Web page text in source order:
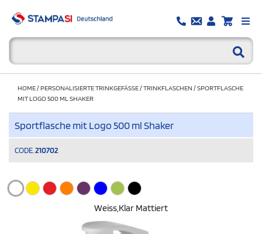
HOME/PERSONALISIERTE TRINKGEFÄSSE /TRINKFLASCHEN /SPORTFLASCHE
MIT LOGO 500 ML SHAKER
Sportflasche mit Logo 500 ml Shaker
CODE. 210702
Weiss,klar Mattiert